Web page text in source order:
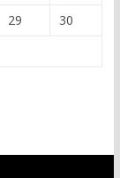
29
30